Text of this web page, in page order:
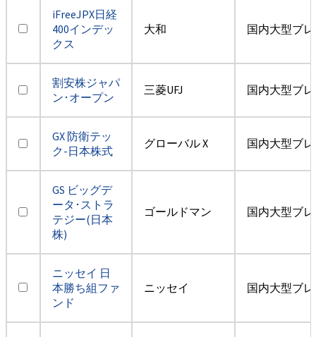
iFreeJPX日経
400インデッ
クス
大和 国内大型ブ
割安株ジャパ
ン･オープン
三菱UFJ 国内大型ブ
GX 防衛テッ
ク-日本株式
グローバル X 国内大型ブ
GS ビッグデ
ータ･ストラ
テジー(日本
株)
ゴールドマン 国内大型ブ
ニッセイ 日
本勝ち組ファ
ンド
ニッセイ 国内大型ブ